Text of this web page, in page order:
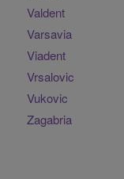
Valdent
Varsavia
Viadent
Vrsalovic
Vukovic
Zagabria